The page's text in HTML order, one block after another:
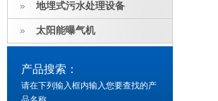
地埋式污水处理设备
太阳能曝气机
产品搜索：
请在下列输入框内输入您要查找的产